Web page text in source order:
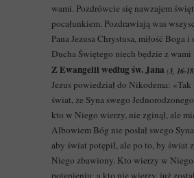
wami. Pozdrówcie się nawzajem
pocałunkiem. Pozdrawiają was
Pana Jezusa Chrystusa, miłość Boga
Ducha Świętego niech będzie z
Z Ewangelii według św. Jana (3, 16-18
Jezus powiedział do Nikodema: «Tak
świat, że Syna swego
kto w Niego wierzy, nie zginął, ale
Albowiem Bóg nie posłał swego
aby świat potępił, ale po to, by świat
Niego zbawiony. Kto wierzy w
potępieniu; a kto nie wierzy, już